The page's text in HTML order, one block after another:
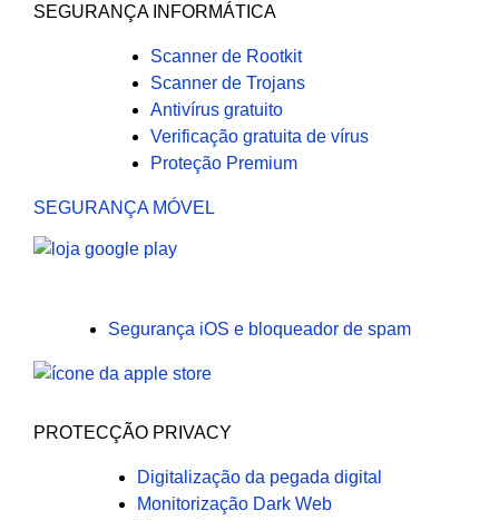
SEGURANÇA INFORMÁTICA
Scanner de Rootkit
Scanner de Trojans
Antivírus gratuito
Verificação gratuita de vírus
Proteção Premium
SEGURANÇA MÓVEL
Segurança iOS e bloqueador de spam
PROTECÇÃO PRIVACY
Digitalização da pegada digital
Monitorização Dark Web